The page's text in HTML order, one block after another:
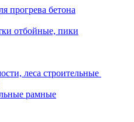
прогрева бетона
отбойные, пики
леса строительные
рамные